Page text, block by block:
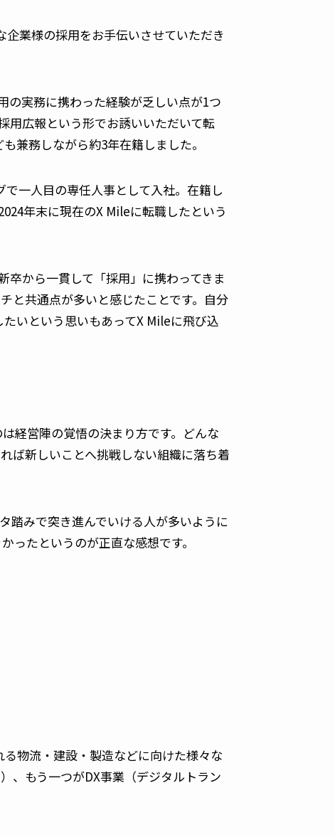
業様の採用をお手伝いさせていただき
の実務に携わった経験が乏しい点が1つ
用広報という形でお誘いいただいて転
兼務しながら約3年在籍しました。
一人目の専任人事として入社。在籍し
年末に現在のX Mileに転職したという
から一貫して「採用」に携わってきま
と共通点が多いと感じたことです。自分
いという思いもあってX Mileに飛び込
経営陣の覚悟の決まり方です。どんな
ば新しいことへ挑戦しない組織に落ち着
踏みで突き進んでいける人が多いように
ったというのが正直な感想です。
物流・建設・製造などに向けた様々な
、もう一つがDX事業（デジタルトラン